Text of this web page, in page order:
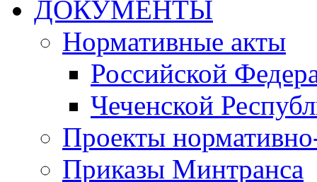
ДОКУМЕНТЫ
Нормативные акты
Российской
Чеченской
Проекты
Приказы Минтранса